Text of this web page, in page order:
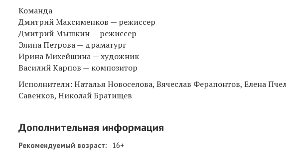
Команда
Дмитрий Максименков — режиссер
Дмитрий Мышкин — режиссер
Элина Петрова — драматург
Ирина Михейшина — художник
Василий Карпов — композитор
Исполнители: Наталья Новоселова, Вячеслав Ферапонтов, Елена
Савенков, Николай Братищев
Дополнительная информация
Рекомендуемый возраст: 16+